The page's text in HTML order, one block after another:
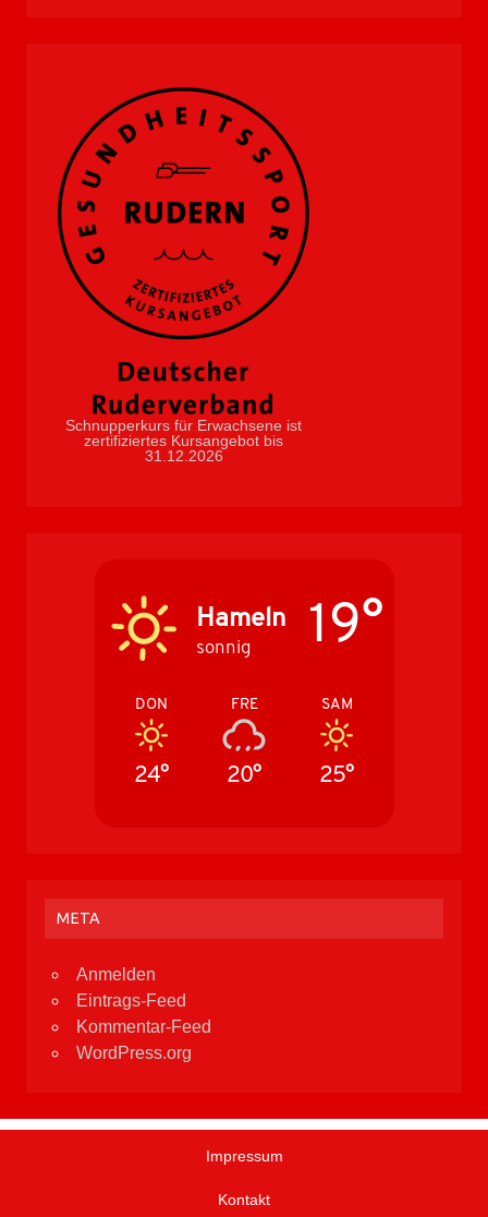
Schnupperkurs für Erwachsene ist
zertifiziertes Kursangebot bis
31.12.2026
Hameln
sonnig 19°
DON
24°
FRE
20°
SAM
25°
META
Anmelden
Eintrags-Feed
Kommentar-Feed
WordPress.org
Impressum
Kontakt